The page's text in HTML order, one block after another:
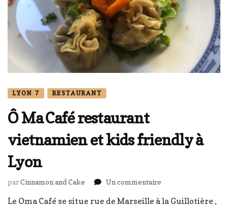
LYON 7 RESTAURANT
Ô Ma Café restaurant
vietnamien et kids friendly à
Lyon
parCinnamon and Cake Un commentaire
Ma
Le Oma Café se situe rue de Marseille à la Guillotière ,